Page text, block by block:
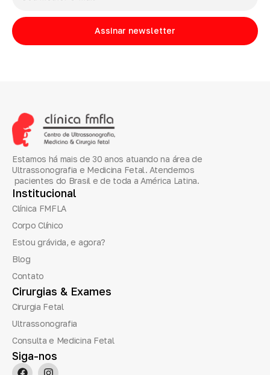
Assinar newsletter
Estamos há mais de 30 anos atuando na área de
Ultrassonografia e Medicina Fetal. Atendemos
pacientes do Brasil e de toda a América Latina.
Institucional
Clínica FMFLA
Corpo Clínico
Estou grávida, e agora?
Blog
Contato
Cirurgias & Exames
Cirurgia Fetal
Ultrassonografia
Consulta e Medicina Fetal
Siga-nos